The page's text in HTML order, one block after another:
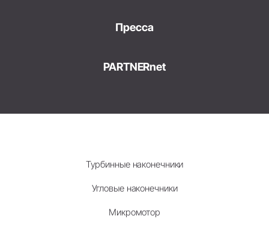
Пресса
PARTNERnet
Турбинные наконечники
Угловые наконечники
Микромотор